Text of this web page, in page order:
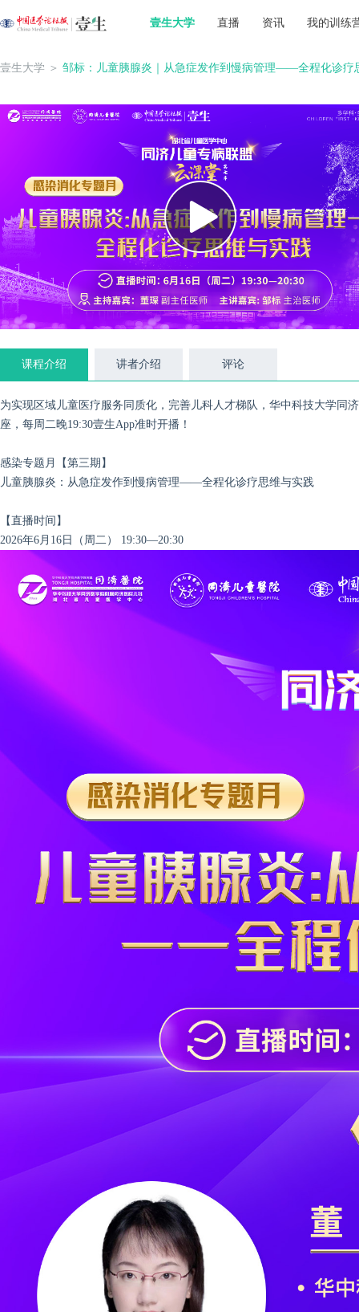
壹生大学 直播 资讯 我的训练
壹生大学 ＞ 邹标：儿童胰腺炎｜从急症发作到慢病管理——全程化诊疗
课程介绍 讲者介绍 评论
为实现区域儿童医疗服务同质化，完善儿科人才梯队，华中科技大学同
座，每周二晚19:30壹生App准时开播！
感染专题月
【第三期】
儿童胰腺炎：从急症发作到慢病管理——全程化诊疗思维与实践
【直播时间】
2026年6月16日（周二） 19:30—20:30